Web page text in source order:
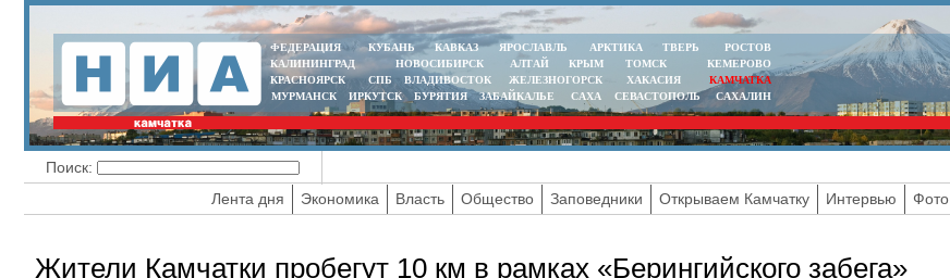
ФЕДЕРАЦИЯ КУБАНЬ КАВКАЗ ЯРОСЛАВЛЬ АРКТИКА ТВЕРЬ
РОСТОВ
КАЛИНИНГРАД
НОВОСИБИРСК АЛТАЙ КРЫМ ТОМСК
КЕМЕРОВО
КРАСНОЯРСК
СПБ ВЛАДИВОСТОК ЖЕЛЕЗНОГОРСК ХАКАСИЯ
КАМЧАТКА
МУРМАНСК
ИРКУТСК БУРЯТИЯ ЗАБАЙКАЛЬЕ САХА СЕВАСТОПОЛЬ САХАЛИН
Поиск:
Лента дня
Экономика Власть Общество Заповедники Открываем Камчатку Интервью Фото
Жители Камчатки пробегут 10 км в рамках «Берингийского забега»